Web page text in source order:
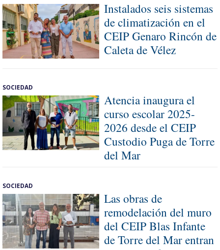
Instalados seis sistemas
de climatización en el
CEIP Genaro Rincón de
Caleta de Vélez
SOCIEDAD
Atencia inaugura el
curso escolar 2025-
2026 desde el CEIP
Custodio Puga de Torre
del Mar
SOCIEDAD
Las obras de
remodelación del muro
del CEIP Blas Infante
de Torre del Mar entran